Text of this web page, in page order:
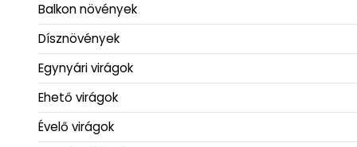
Balkon növények
Dísznövények
Egynyári virágok
Ehető virágok
Évelő virágok